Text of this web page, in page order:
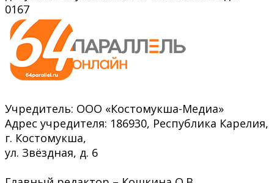
0167
Учредитель: ООО «Костомукша-Медиа»
Адрес учредителя: 186930, Республика Карелия,
г. Костомукша,
ул. Звёздная, д. 6